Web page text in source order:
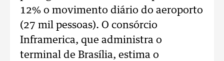
12% o movimento diário do aeroporto
(27 mil pessoas). O consórcio
Inframerica, que administra o
terminal de Brasília, estima o